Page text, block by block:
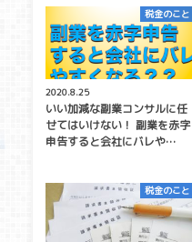
税金のこと
2020.8.25
いい加減な副業コンサルに任
せてはいけない！ 副業を赤字
申告すると会社にバレや…
税金のこと